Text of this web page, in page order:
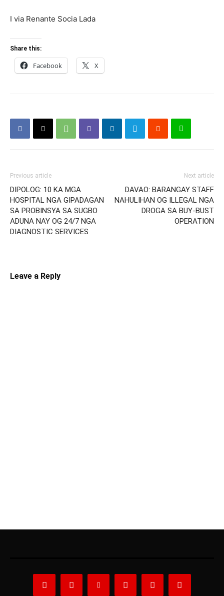
I via Renante Socia Lada
Share this:
Facebook X
Previous article
DIPOLOG: 10 KA MGA
HOSPITAL NGA GIPADAGAN
SA PROBINSYA SA SUGBO
ADUNA NAY OG 24/7 NGA
DIAGNOSTIC SERVICES
Next article
DAVAO: BARANGAY STAFF
NAHULIHAN OG ILLEGAL NGA
DROGA SA BUY-BUST
OPERATION
Leave a Reply